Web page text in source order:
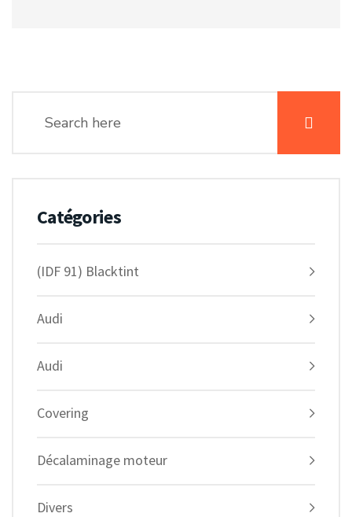
Catégories
(IDF 91) Blacktint
Audi
Audi
Covering
Décalaminage moteur
Divers